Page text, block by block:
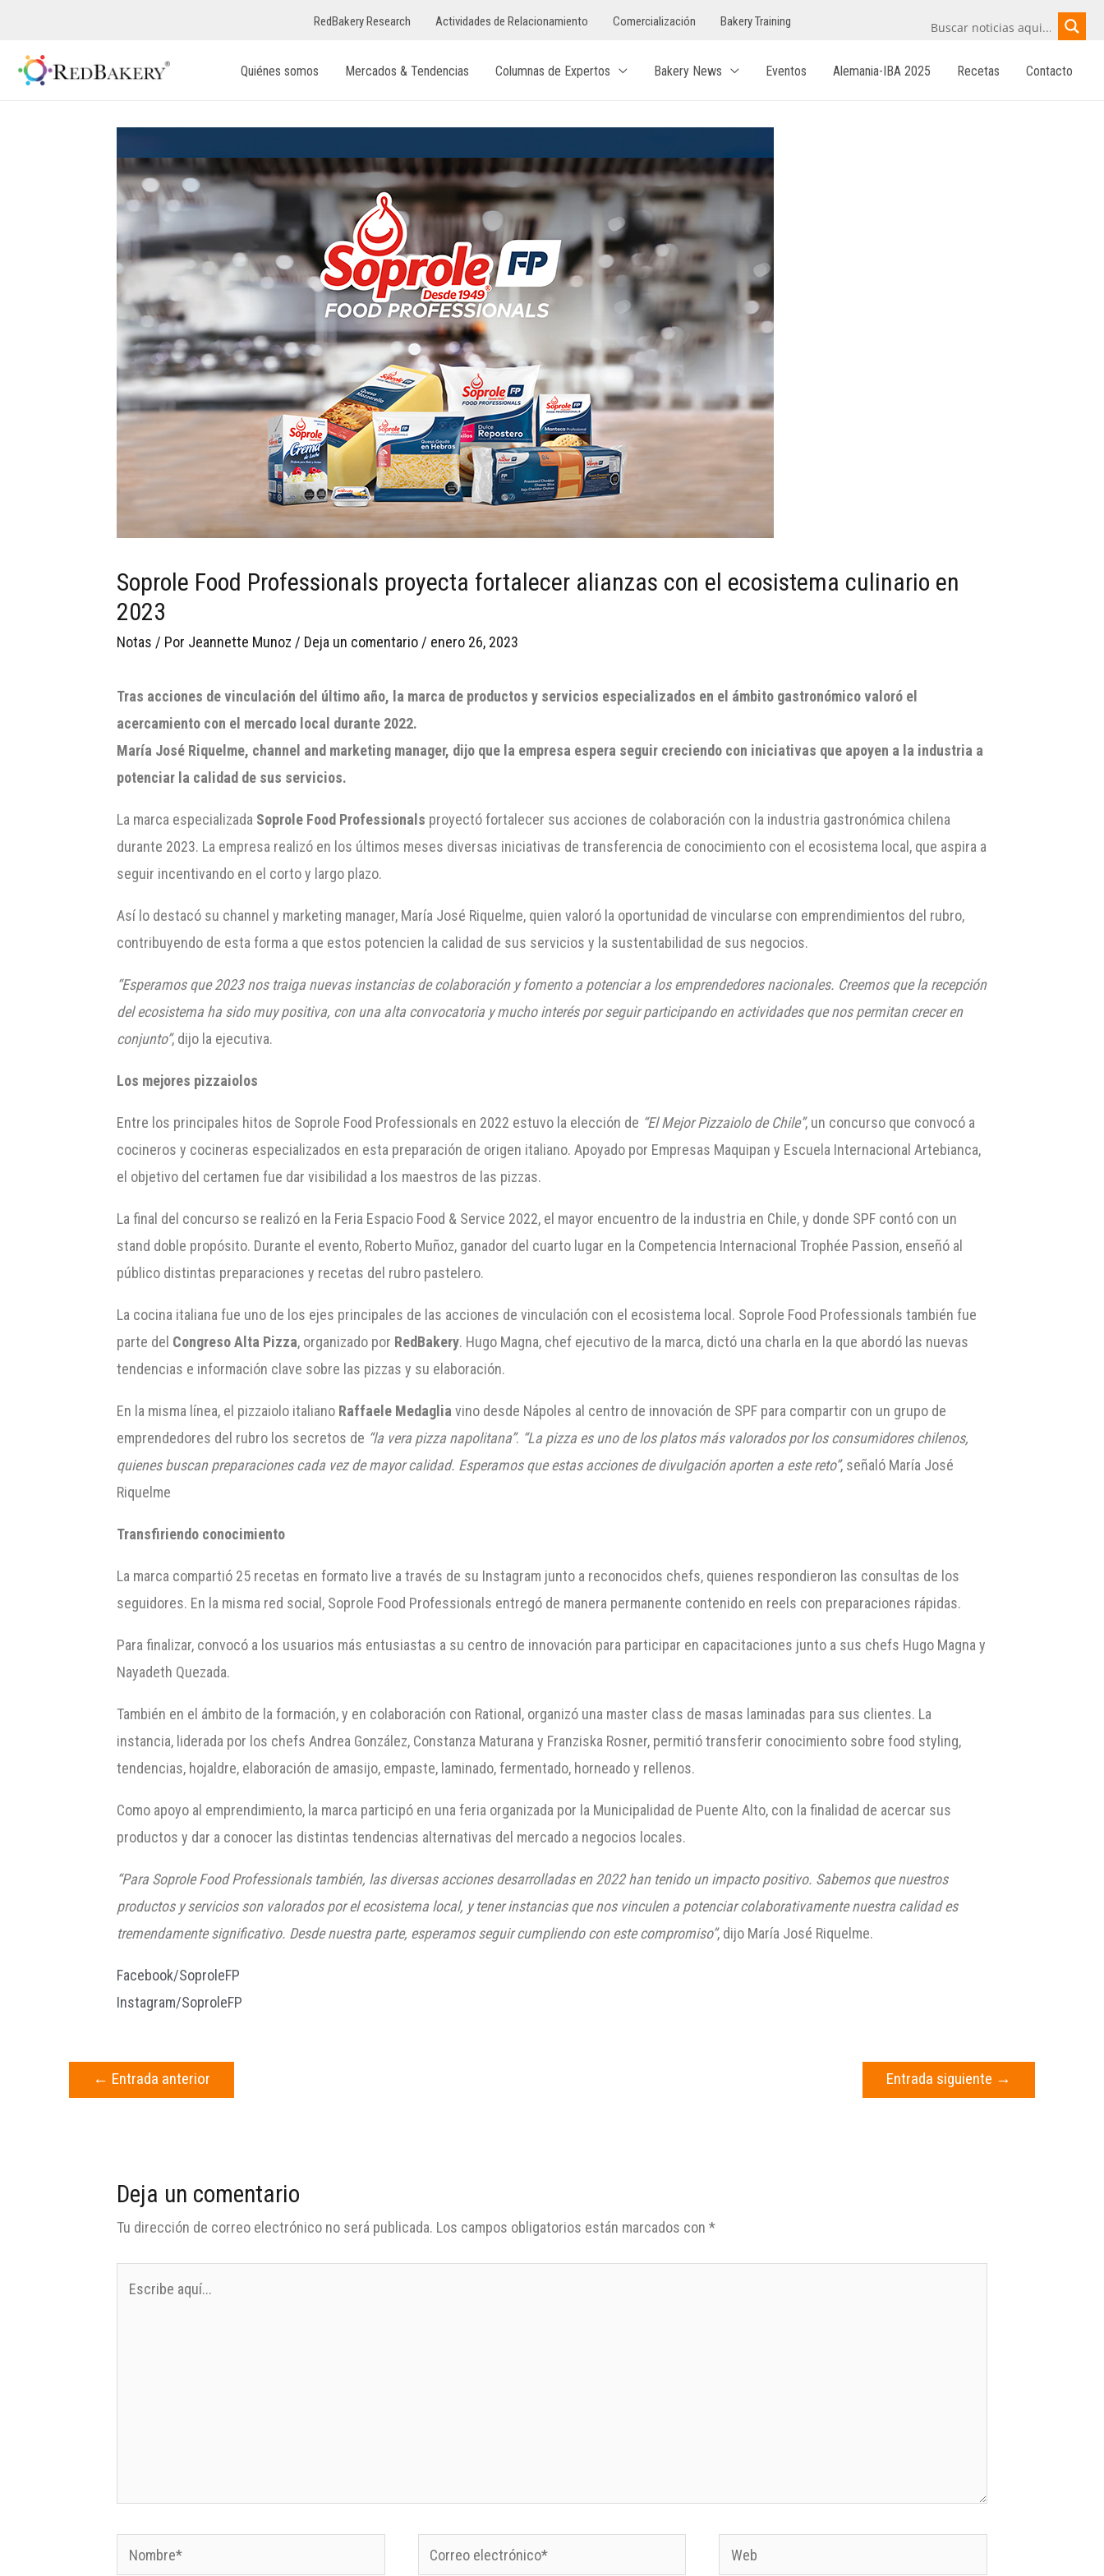
RedBakery Research Actividades de Relacionamiento Comercialización Bakery Training
Quiénes somos Mercados & Tendencias Columnas de Expertos Bakery News Eventos Alemania-IBA 2025 Recetas Contacto
Soprole Food Professionals proyecta fortalecer alianzas con el ecosistema culinario en
2023
Notas / Por Jeannette Munoz / Deja un comentario / enero 26, 2023
Tras acciones de vinculación del último año, la marca de productos y servicios especializados en el ámbito gastronómico valoró el
acercamiento con el mercado local durante 2022.
María José Riquelme, channel and marketing manager, dijo que la empresa espera seguir creciendo con iniciativas que apoyen a la industria a
potenciar la calidad de sus servicios.
La marca especializada Soprole Food Professionals proyectó fortalecer sus acciones de colaboración con la industria gastronómica chilena
durante 2023. La empresa realizó en los últimos meses diversas iniciativas de transferencia de conocimiento con el ecosistema local, que aspira a
seguir incentivando en el corto y largo plazo.
Así lo destacó su channel y marketing manager, María José Riquelme, quien valoró la oportunidad de vincularse con emprendimientos del rubro,
contribuyendo de esta forma a que estos potencien la calidad de sus servicios y la sustentabilidad de sus negocios.
“Esperamos que 2023 nos traiga nuevas instancias de colaboración y fomento a potenciar a los emprendedores nacionales. Creemos que la recepción
del ecosistema ha sido muy positiva, con una alta convocatoria y mucho interés por seguir participando en actividades que nos permitan crecer en
conjunto”, dijo la ejecutiva.
Los mejores pizzaiolos
Entre los principales hitos de Soprole Food Professionals en 2022 estuvo la elección de “El Mejor Pizzaiolo de Chile”, un concurso que convocó a
cocineros y cocineras especializados en esta preparación de origen italiano. Apoyado por Empresas Maquipan y Escuela Internacional Artebianca,
el objetivo del certamen fue dar visibilidad a los maestros de las pizzas.
La final del concurso se realizó en la Feria Espacio Food & Service 2022, el mayor encuentro de la industria en Chile, y donde SPF contó con un
stand doble propósito. Durante el evento, Roberto Muñoz, ganador del cuarto lugar en la Competencia Internacional Trophée Passion, enseñó al
público distintas preparaciones y recetas del rubro pastelero.
La cocina italiana fue uno de los ejes principales de las acciones de vinculación con el ecosistema local. Soprole Food Professionals también fue
parte del Congreso Alta Pizza, organizado por RedBakery. Hugo Magna, chef ejecutivo de la marca, dictó una charla en la que abordó las nuevas
tendencias e información clave sobre las pizzas y su elaboración.
En la misma línea, el pizzaiolo italiano Raffaele Medaglia vino desde Nápoles al centro de innovación de SPF para compartir con un grupo de
emprendedores del rubro los secretos de “la vera pizza napolitana”. “La pizza es uno de los platos más valorados por los consumidores chilenos,
quienes buscan preparaciones cada vez de mayor calidad. Esperamos que estas acciones de divulgación aporten a este reto”, señaló María José
Riquelme
Transfiriendo conocimiento
La marca compartió 25 recetas en formato live a través de su Instagram junto a reconocidos chefs, quienes respondieron las consultas de los
seguidores. En la misma red social, Soprole Food Professionals entregó de manera permanente contenido en reels con preparaciones rápidas.
Para finalizar, convocó a los usuarios más entusiastas a su centro de innovación para participar en capacitaciones junto a sus chefs Hugo Magna y
Nayadeth Quezada.
También en el ámbito de la formación, y en colaboración con Rational, organizó una master class de masas laminadas para sus clientes. La
instancia, liderada por los chefs Andrea González, Constanza Maturana y Franziska Rosner, permitió transferir conocimiento sobre food styling,
tendencias, hojaldre, elaboración de amasijo, empaste, laminado, fermentado, horneado y rellenos.
Como apoyo al emprendimiento, la marca participó en una feria organizada por la Municipalidad de Puente Alto, con la finalidad de acercar sus
productos y dar a conocer las distintas tendencias alternativas del mercado a negocios locales.
“Para Soprole Food Professionals también, las diversas acciones desarrolladas en 2022 han tenido un impacto positivo. Sabemos que nuestros
productos y servicios son valorados por el ecosistema local, y tener instancias que nos vinculen a potenciar colaborativamente nuestra calidad es
tremendamente significativo. Desde nuestra parte, esperamos seguir cumpliendo con este compromiso”, dijo María José Riquelme.
Facebook/SoproleFP
Instagram/SoproleFP
← Entrada anterior Entrada siguiente →
Deja un comentario
Tu dirección de correo electrónico no será publicada. Los campos obligatorios están marcados con*